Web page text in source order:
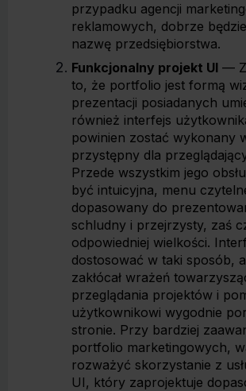
przypadku agencji
reklamowych, dobrze
nazwę przedsiębiorstwa.
Funkcjonalny projekt UI —
to, że portfolio jest formą
prezentacji posiadanych
również interfejs
powinien zostać wykonany
przystępny dla
Przede wszystkim jego
być intuicyjna, menu
dopasowany do
schludny i przejrzysty, zaś
odpowiedniej wielkości.
dostosować w taki sposób,
zakłócał wrażeń
przeglądania projektów i
użytkownikowi wygodnie
stronie. Przy bardziej
portfolio marketingowych,
rozważyć skorzystanie z
UI, który zaprojektuje